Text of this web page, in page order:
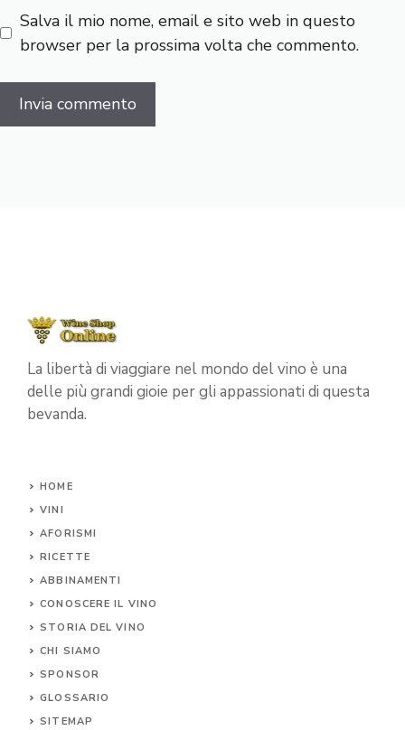
Salva il mio nome, email e sito web in questo
browser per la prossima volta che commento.
La libertà di viaggiare nel mondo del vino è una
delle più grandi gioie per gli appassionati di questa
bevanda.
HOME
VINI
AFORISMI
RICETTE
ABBINAMENTI
CONOSCERE IL VINO
STORIA DEL VINO
CHI SIAMO
SPONSOR
GLOSSARIO
SITEMAP